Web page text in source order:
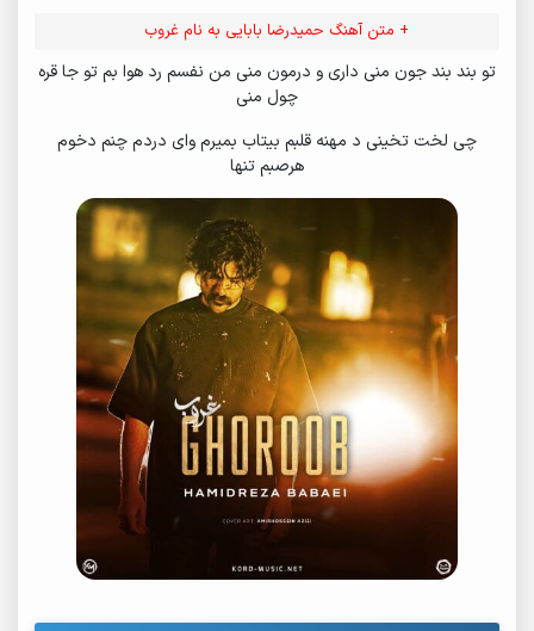
Hooshmand Hamid Reza Babaei - Masti
47. Hooshmand Hamid Reza Babaei - Khodahefezet
+ متن آهنگ حمیدرضا بابایی به نام غروب
تو بند بند جون منی داری و درمون منی من نفسم رد هوا بم تو جا قره‌
چول منی
چی لخت تخینی د مهنه قلبم بیتاب بمیرم وای دردم چنم دخوم
هرصبم تنها